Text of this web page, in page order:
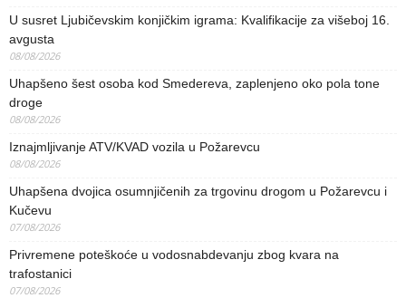
U susret Ljubičevskim konjičkim igrama: Kvalifikacije za višeboj 16.
avgusta
08/08/2026
Uhapšeno šest osoba kod Smedereva, zaplenjeno oko pola tone
droge
08/08/2026
Iznajmljivanje ATV/KVAD vozila u Požarevcu
08/08/2026
Uhapšena dvojica osumnjičenih za trgovinu drogom u Požarevcu i
Kučevu
07/08/2026
Privremene poteškoće u vodosnabdevanju zbog kvara na
trafostanici
07/08/2026